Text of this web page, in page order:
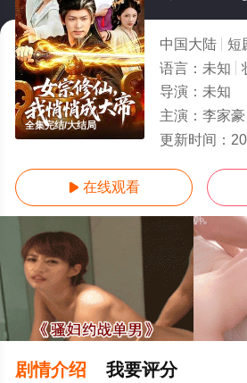
全集完结/大结局
中国大陆 短
语言： 未知
导演： 未知
主演： 李家
更新时间：
 在线观看
剧情介绍 我要评分